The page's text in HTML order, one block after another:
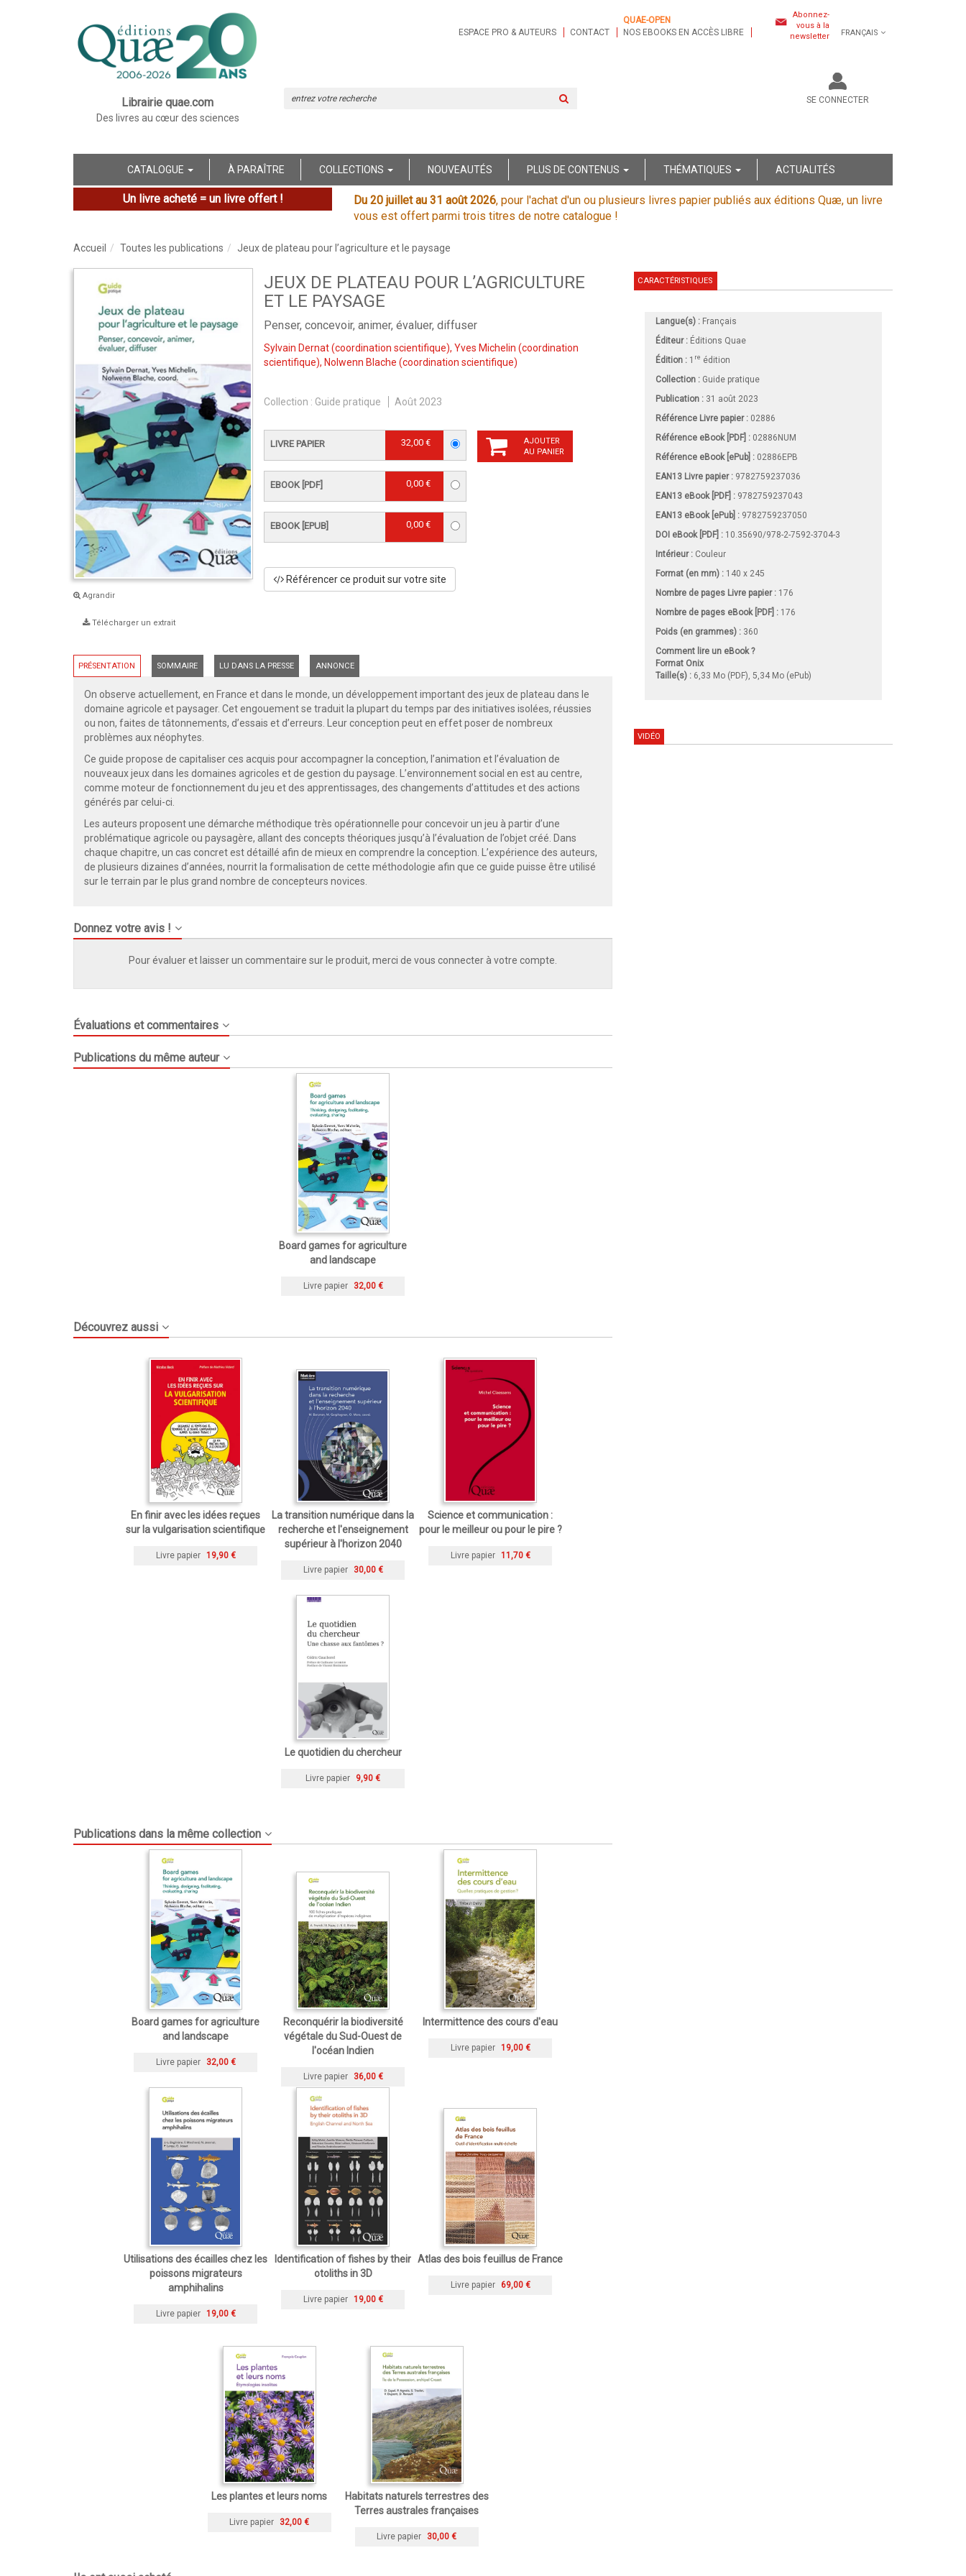
Librairie quae.com
Des livres au cœur des sciences
ESPACE PRO & AUTEURS CONTACT
QUAE-OPEN
NOS EBOOKS EN ACCÈS LIBRE
Abonnez-
vous à la
newsletter
FRANÇAIS
SE CONNECTER
CATALOGUE À PARAÎTRE COLLECTIONS NOUVEAUTÉS PLUS DE CONTENUS THÉMATIQUES ACTUALITÉS
Un livre acheté = un livre offert ! Du 20 juillet au 31 août 2026, pour l'achat d'un ou plusieurs livres papier publiés aux éditions Quæ, un livre
vous est offert parmi trois titres de notre catalogue !
Accueil Toutes les publications Jeux de plateau pour l’agriculture et le paysage
Agrandir
Télécharger un extrait
JEUX DE PLATEAU POUR L’AGRICULTURE
ET LE PAYSAGE
Penser, concevoir, animer, évaluer, diffuser
Sylvain Dernat(coordination scientifique), Yves Michelin (coordination
scientifique), Nolwenn Blache (coordination scientifique)
Collection : Guide pratique Août 2023
LIVRE PAPIER 32,00 €
EBOOK [PDF] 0,00 €
EBOOK [EPUB] 0,00 €
AJOUTER
AU PANIER
Référencer ce produit sur votre site
PRÉSENTATION SOMMAIRE LU DANS LA PRESSE ANNONCE
On observe actuellement, en France et dans le monde, un développement important des jeux de plateau dans le
domaine agricole et paysager. Cet engouement se traduit la plupart du temps par des initiatives isolées, réussies
ou non, faites de tâtonnements, d’essais et d’erreurs. Leur conception peut en effet poser de nombreux
problèmes aux néophytes.
Ce guide propose de capitaliser ces acquis pour accompagner la conception, l’animation et l’évaluation de
nouveaux jeux dans les domaines agricoles et de gestion du paysage. L’environnement social en est au centre,
comme moteur de fonctionnement du jeu et des apprentissages, des changements d’attitudes et des actions
générés par celui-ci.
Les auteurs proposent une démarche méthodique très opérationnelle pour concevoir un jeu à partir d’une
problématique agricole ou paysagère, allant des concepts théoriques jusqu’à l’évaluation de l’objet créé. Dans
chaque chapitre, un cas concret est détaillé afin de mieux en comprendre la conception. L’expérience des auteurs,
de plusieurs dizaines d’années, nourrit la formalisation de cette méthodologie afin que ce guide puisse être utilisé
sur le terrain par le plus grand nombre de concepteurs novices.
Donnez votre avis !
Pour évaluer et laisser un commentaire sur le produit, merci de vous connecter à votre compte.
Évaluations et commentaires
Publications du même auteur
Board games for agriculture
and landscape
Livre papier 32,00 €
Découvrez aussi
En finir avec les idées reçues
sur la vulgarisation scientifique
Livre papier 19,90 €
La transition numérique dans la
recherche et l'enseignement
supérieur à l'horizon 2040
Livre papier 30,00 €
Science et communication :
pour le meilleur ou pour le pire ?
Livre papier 11,70 €
Le quotidien du chercheur
Livre papier 9,90 €
Publications dans la même collection
Board games for agriculture
and landscape
Livre papier 32,00 €
Reconquérir la biodiversité
végétale du Sud-Ouest de
l'océan Indien
Livre papier 36,00 €
Intermittence des cours d'eau
Livre papier 19,00 €
Utilisations des écailles chez les
poissons migrateurs
amphihalins
Livre papier 19,00 €
Identification of fishes by their
otoliths in 3D
Livre papier 19,00 €
Atlas des bois feuillus de France
Livre papier 69,00 €
Les plantes et leurs noms
Livre papier 32,00 €
Habitats naturels terrestres des
Terres australes françaises
Livre papier 30,00 €
CARACTÉRISTIQUES
Langue(s) : Français
Éditeur : Éditions Quae
Édition : 1 re édition
Collection : Guide pratique
Publication : 31 août 2023
Référence Livre papier : 02886
Référence eBook [PDF] : 02886NUM
Référence eBook [ePub] : 02886EPB
EAN13 Livre papier : 9782759237036
EAN13 eBook [PDF] : 9782759237043
EAN13 eBook [ePub] : 9782759237050
DOI eBook [PDF] : 10.35690/978-2-7592-3704-3
Intérieur : Couleur
Format (en mm) : 140 x 245
Nombre de pages Livre papier: 176
Nombre de pages eBook [PDF] : 176
Poids (en grammes) : 360
Comment lire un eBook ?
Format Onix
Taille(s) : 6,33 Mo (PDF), 5,34 Mo (ePub)
VIDÉO